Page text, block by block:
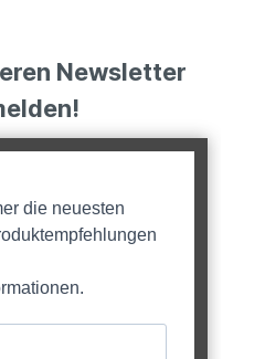
Newsletter
die neuesten